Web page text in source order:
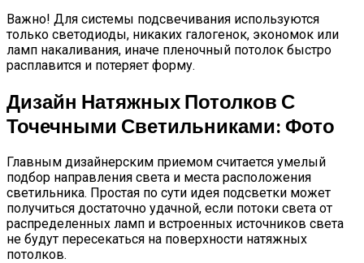
Важно! Для системы подсвечивания используются
только светодиоды, никаких галогенок, экономок или
ламп накаливания, иначе пленочный потолок быстро
расплавится и потеряет форму.
Дизайн Натяжных Потолков С
Точечными Светильниками: Фото
Главным дизайнерским приемом считается умелый
подбор направления света и места расположения
светильника. Простая по сути идея подсветки может
получиться достаточно удачной, если потоки света от
распределенных ламп и встроенных источников света
не будут пересекаться на поверхности натяжных
потолков.